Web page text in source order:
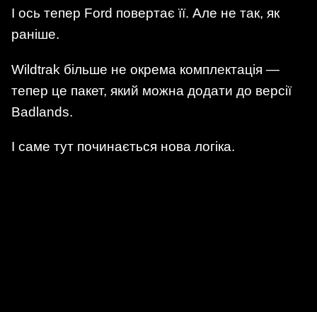
І ось тепер Ford повертає її. Але не так, як
раніше.
Wildtrak більше не окрема комплектація —
тепер це пакет, який можна додати до версії
Badlands.
І саме тут починається нова логіка.